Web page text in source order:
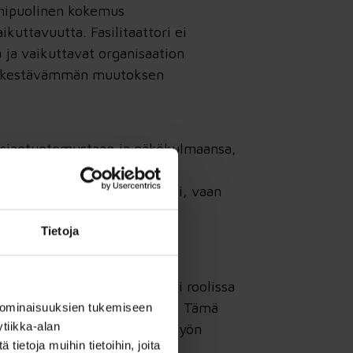
Tietoja
tukemiseen
alan
tietoja muihin tietoihin, joita
kokemus
Fasilitaattori ei
vaikuttavat organisaation
muutoksen
ja näkökulmaansa,
jatkuvan osallistamisen
ei jää pintapuoliseksi, vaan
toimintaan ja
tukee jokaista eri roolissa
ja kokonaisvaltaisesti. Tämä
muutosjohtamisen ja työn